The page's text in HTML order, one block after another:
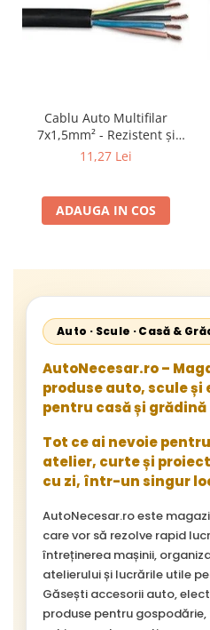
Cablu Auto Multifilar
7x1,5mm² - Rezistent și
Flexibil pentru Remorci 12V-
11,27 Lei
ADAUGA IN COS
Auto · Scule · Casă &
AutoNecesar.ro –
produse auto, scule
pentru casă și grădină
Tot ce ai nevoie
atelier, curte și
cu zi, într-un singur
AutoNecesar.ro este
care vor să rezolve rapid
întreținerea mașinii,
atelierului și lucrările utile
Găsești accesorii auto,
produse pentru gospodărie,